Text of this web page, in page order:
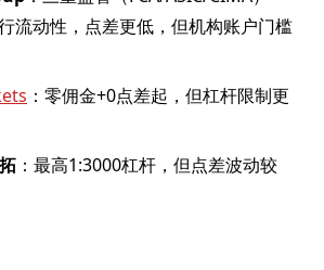
流动性，点差更低，但机构账户门槛
：零佣金+0点差起，但杠杆限制更
：最高1:3000杠杆，但点差波动较